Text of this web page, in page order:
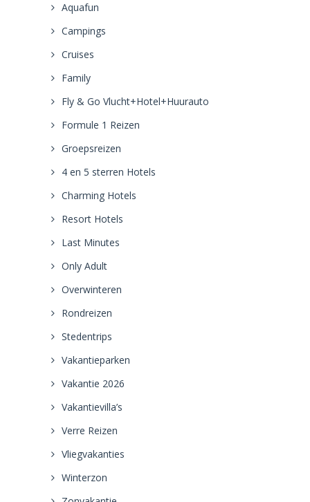
Aquafun
Campings
Cruises
Family
Fly & Go Vlucht+Hotel+Huurauto
Formule 1 Reizen
Groepsreizen
4 en 5 sterren Hotels
Charming Hotels
Resort Hotels
Last Minutes
Only Adult
Overwinteren
Rondreizen
Stedentrips
Vakantieparken
Vakantie 2026
Vakantievilla’s
Verre Reizen
Vliegvakanties
Winterzon